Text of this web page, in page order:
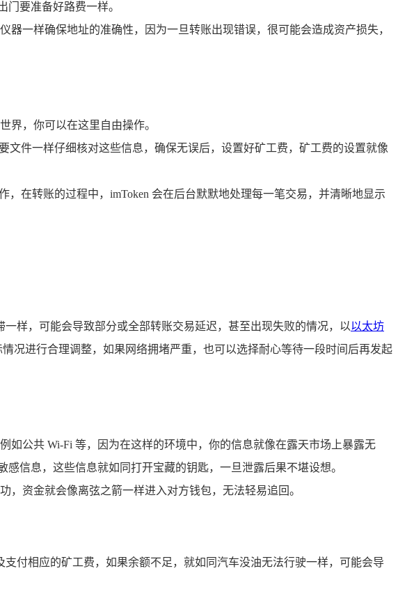
要准备好路费一样。
一样确保地址的准确性，因为一旦转账出现错误，很可能会造成资产损失，
界，你可以在这里自由操作。
件一样仔细核对这些信息，确保无误后，设置好矿工费，矿工费的设置就像
在转账的过程中，imToken 会在后台默默地处理每一笔交易，并清晰地显示
样，可能会导致部分或全部转账交易延迟，甚至出现失败的情况，以以太坊
况进行合理调整，如果网络拥堵严重，也可以选择耐心等待一段时间后再发起
如公共 Wi-Fi 等，因为在这样的环境中，你的信息就像在露天市场上暴露无
信息，这些信息就如同打开宝藏的钥匙，一旦泄露后果不堪设想。
资金就会像离弦之箭一样进入对方钱包，无法轻易追回。
付相应的矿工费，如果余额不足，就如同汽车没油无法行驶一样，可能会导